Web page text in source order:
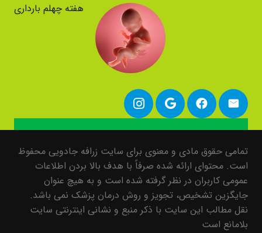
هفته چهلم بارداری
تمامی حقوق مادی و معنوی برای سایت زرافه جادویی محفوظ
است. محتوای ارائه شده صرفاً با هدف بالا بردن اطلاعات
عمومی کاربران در نظر گرفته شده است و به هیچ عنوان
جایگزین تشخیص، تجویز و روش درمان پزشک نمی باشد.
نقل مطالب این سایت با ذکر منبع و نشانی اینترنتی سایت
بلامانع است